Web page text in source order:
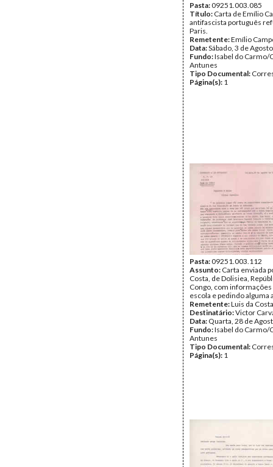
Pasta:09251.003.085
Título: Carta de Emílio
antifascista português
Paris.
Remetente:Emílio
Data:Sábado, 3 de
Fundo:Isabel do Carmo/
Antunes
Tipo Documental:
Página(s): 1
Pasta:09251.003.112
Assunto: Carta enviada
Costa, de Dolisiea,
Congo, com
escola e pedindo alguma
Remetente:Luis da Costa
Destinatário:Victor
Data: Quarta, 28 de
Fundo:Isabel do Carmo/
Antunes
Tipo Documental:
Página(s): 1